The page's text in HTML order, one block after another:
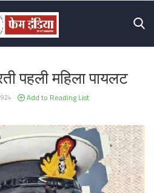
पहली महिला पायलट
Add to Reading List